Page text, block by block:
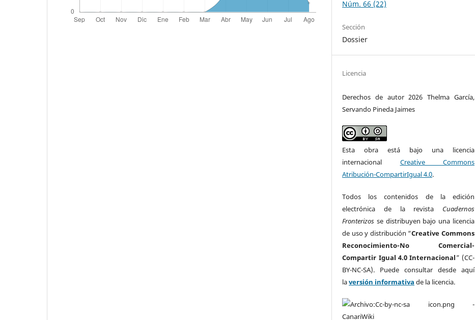
Núm. 66 (22)
Sección
Dossier
Licencia
Derechos de autor 2026 Thelma García,
Servando Pineda Jaimes
Esta obra está bajo una licencia
internacional Creative Commons
Atribución-CompartirIgual 4.0.
Todos los contenidos de la edición
electrónica de la revista Cuadernos
Fronterizos se distribuyen bajo una licencia
de uso y distribución “Creative Commons
Reconocimiento-No Comercial-
Compartir Igual 4.0 Internacional” (CC-
BY-NC-SA). Puede consultar desde aquí
laversión informativa de la licencia.